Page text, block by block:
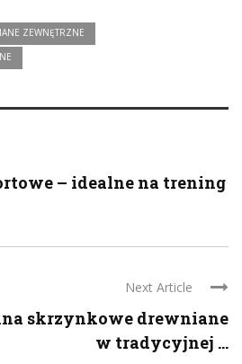
ZEWNĘTRZNE
– idealne na trening
Next Article
skrzynkowe drewniane
w tradycyjnej ...